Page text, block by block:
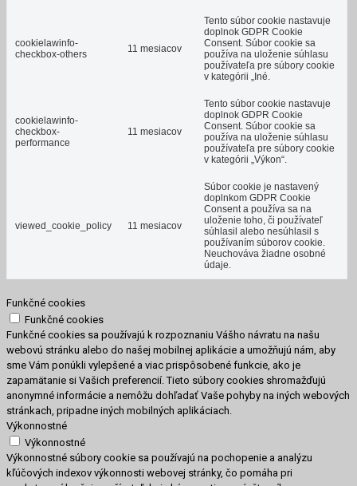
cookielawinfo-
checkbox-others
11 mesiacov
Tento súbor cookie nastavuje
doplnok GDPR Cookie
Consent. Súbor cookie sa
používa na uloženie súhlasu
používateľa pre súbory cookie
v kategórii „Iné.
cookielawinfo-
checkbox-
performance
11 mesiacov
Tento súbor cookie nastavuje
doplnok GDPR Cookie
Consent. Súbor cookie sa
používa na uloženie súhlasu
používateľa pre súbory cookie
v kategórii „Výkon“.
viewed_cookie_policy 11 mesiacov
Súbor cookie je nastavený
doplnkom GDPR Cookie
Consent a používa sa na
uloženie toho, či používateľ
súhlasil alebo nesúhlasil s
používaním súborov cookie.
Neuchováva žiadne osobné
údaje.
Funkčné cookies
Funkčné cookies
Funkčné cookies sa používajú k rozpoznaniu Vášho návratu na našu
webovú stránku alebo do našej mobilnej aplikácie a umožňujú nám, aby
sme Vám ponúkli vylepšené a viac prispôsobené funkcie, ako je
zapamätanie si Vašich preferencií. Tieto súbory cookies shromažďujú
anonymné informácie a nemôžu dohľadať Vaše pohyby na iných webových
stránkach, pripadne iných mobilných aplikáciach.
Výkonnostné
Výkonnostné
Výkonnostné súbory cookie sa používajú na pochopenie a analýzu
kľúčových indexov výkonnosti webovej stránky, čo pomáha pri